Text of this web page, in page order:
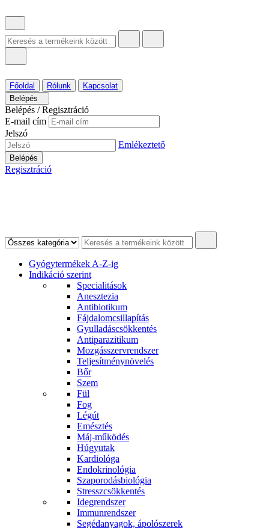
Főoldal Rólunk
Kapcsolat
Belépés
Belépés / Regisztráció
E-mail cím
Jelszó
Emlékeztető
Belépés
Regisztráció
Gyógytermékek A-Z-ig
Indikáció szerint
Specialitások
Anesztezia
Antibiotikum
Fájdalomcsillapítás
Gyulladáscsökkentés
Antiparazitikum
Mozgásszervrendszer
Teljesítménynövelés
Bőr
Szem
Fül
Fog
Légút
Emésztés
Máj-működés
Húgyutak
Kardiológa
Endokrinológia
Szaporodásbiológia
Stresszcsökkentés
Idegrendszer
Immunrendszer
Segédanyagok, ápolószerek